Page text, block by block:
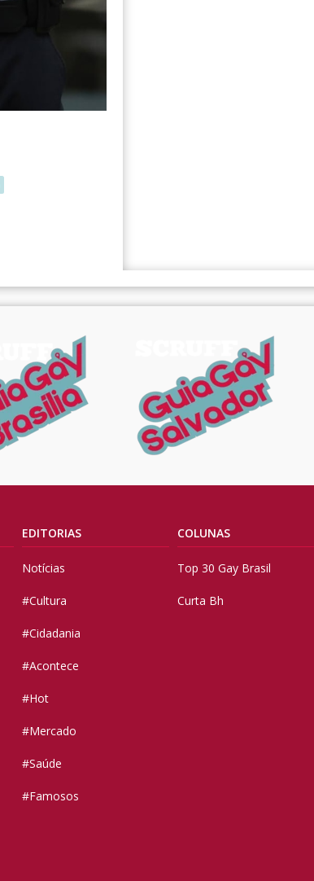
EDITORIAS
Notícias
#Cultura
#Cidadania
#Acontece
#Hot
#Mercado
#Saúde
#Famosos
COLUNAS
Top 30 Gay Brasil
Curta Bh